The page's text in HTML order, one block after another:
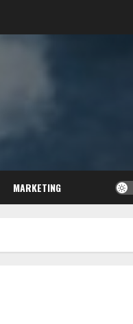
MARKETING